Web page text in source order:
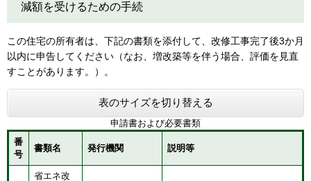
減額を受けるための手続
この住宅の所有者は、下記の書類を添付して、改修工事完了後3か月
以内に申告してください（なお、増改築等を伴う場合、評価を見直
すことがあります。）。
表のサイズを切り替える
申請書および必要書類
番
号
書類名 発行機関 説明等
省エネ改